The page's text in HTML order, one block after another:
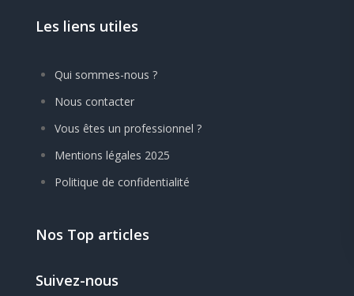
Les liens utiles
Qui sommes-nous ?
Nous contacter
Vous êtes un professionnel ?
Mentions légales 2025
Politique de confidentialité
Nos Top articles
Suivez-nous